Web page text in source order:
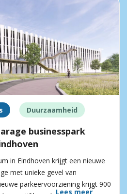
Duurzaamheid
businesspark
in Eindhoven krijgt een nieuwe
met unieke gevel van
parkeervoorziening krijgt 900
Lees meer